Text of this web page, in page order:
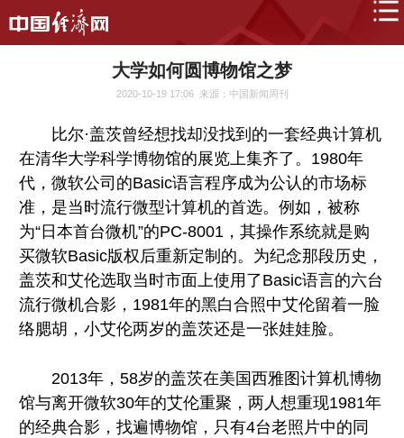
大学如何圆博物馆之梦
2020-10-19 17:06 来源：中国新闻周刊
比尔·盖茨曾经想找却没找到的一套经典计算机
在清华大学科学博物馆的展览上集齐了。1980年
代，微软公司的Basic语言程序成为公认的市场标
准，是当时流行微型计算机的首选。例如，被称
为“日本首台微机”的PC-8001，其操作系统就是购
买微软Basic版权后重新定制的。为纪念那段历史，
盖茨和艾伦选取当时市面上使用了Basic语言的六台
流行微机合影，1981年的黑白合照中艾伦留着一脸
络腮胡，小艾伦两岁的盖茨还是一张娃娃脸。
2013年，58岁的盖茨在美国西雅图计算机博物
馆与离开微软30年的艾伦重聚，两人想重现1981年
的经典合影，找遍博物馆，只有4台老照片中的同